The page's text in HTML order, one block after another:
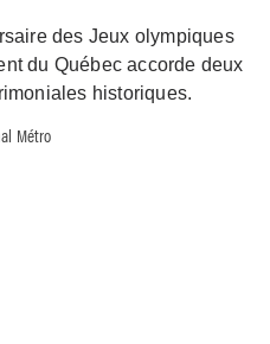
des Jeux olympiques
du Québec accorde deux
historiques.
Métro